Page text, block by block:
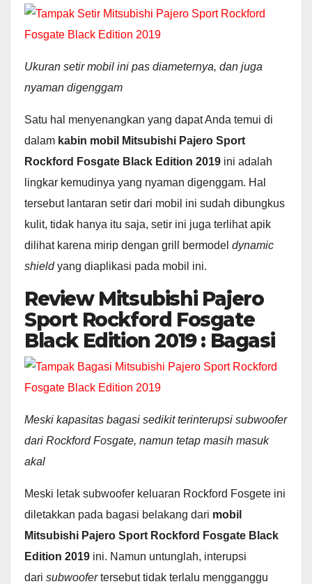
Ukuran setir mobil ini pas diameternya, dan juga
nyaman digenggam
Satu hal menyenangkan yang dapat Anda temui di
dalam kabin mobil Mitsubishi Pajero Sport
Rockford Fosgate Black Edition 2019 ini adalah
lingkar kemudinya yang nyaman digenggam. Hal
tersebut lantaran setir dari mobil ini sudah dibungkus
kulit, tidak hanya itu saja, setir ini juga terlihat apik
dilihat karena mirip dengan grill bermodel dynamic
shieldyang diaplikasi pada mobil ini.
Review Mitsubishi Pajero
Sport Rockford Fosgate
Black Edition 2019 : Bagasi
Meski kapasitas bagasi sedikit terinterupsi subwoofer
dari Rockford Fosgate, namun tetap masih masuk
akal
Meski letak subwoofer keluaran Rockford Fosgete ini
diletakkan pada bagasi belakang dari mobil
Mitsubishi Pajero Sport Rockford Fosgate Black
Edition 2019 ini. Namun untunglah, interupsi
dari subwoofertersebut tidak terlalu mengganggu